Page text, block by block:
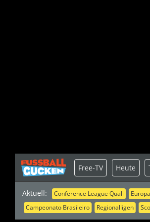
Aktuell: Conference League Quali
Campeonato Brasileiro
Regionalligen
Free-TV Heute